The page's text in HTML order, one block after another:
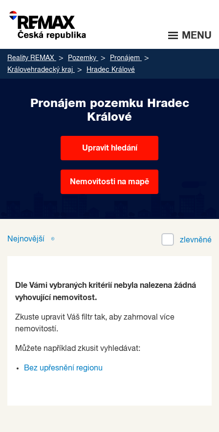
MENU
Reality REMAX Pozemky
Pronájem
Královehradecký kraj
Hradec Králové
Pronájem pozemku Hradec
Králové
Upravit hledání
Nemovitosti na mapě
Nejnovější zlevněné
Dle Vámi vybraných kritérií nebyla nalezena žádná
vyhovující nemovitost.
Zkuste upravit Váš filtr tak, aby zahrnoval více
nemovitostí.
Můžete například zkusit vyhledávat:
Bez upřesnění regionu